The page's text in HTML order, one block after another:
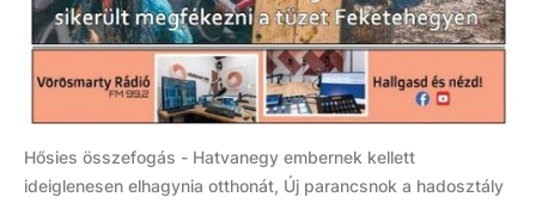
Hősies összefogás - Hatvanegy embernek kellett
ideiglenesen elhagynia otthonát, Új parancsnok a hadosztály